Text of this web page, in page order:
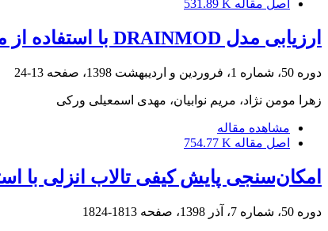
اصل مقاله 531.89 K
ارزیابی مدل DRAINMOD با استفاده از مدل فیزیکی در شبیه‌سازی عملکرد زهکشی زیرزمینی میان‌فصل و پایان‌فصل اراضی شالیزاری
دوره 50، شماره 1، فروردین و اردیبهشت 1398، صفحه 13-24
زهرا مومن نژاد، مریم نوابیان، مهدی اسمعیلی ورکی
مشاهده مقاله
اصل مقاله 754.77 K
امکان‌سنجی پایش کیفی تالاب انزلی با
دوره 50، شماره 7، آذر 1398، صفحه 1813-1824